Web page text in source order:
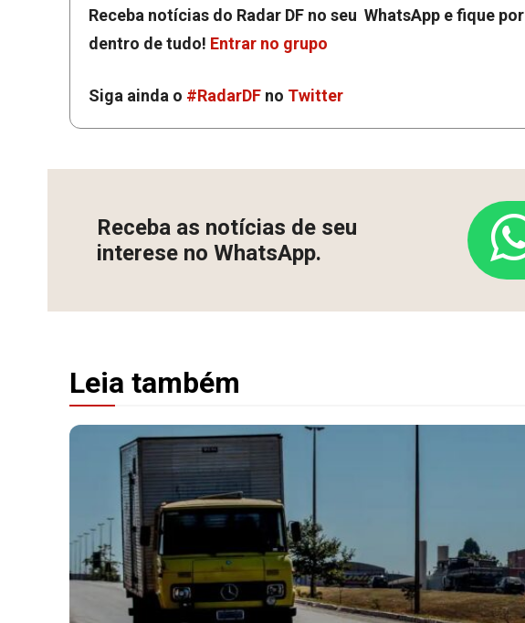
Receba notícias do Radar DF no seu WhatsApp e fique por
dentro de tudo! Entrar no grupo
Siga ainda o #RadarDF no Twitter
Receba as notícias de seu
interese no WhatsApp.
Leia também